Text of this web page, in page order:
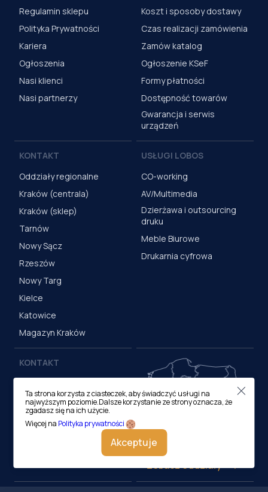
Regulamin sklepu
Polityka Prywatności
Kariera
Ogłoszenia
Nasi klienci
Nasi partnerzy
Koszt i sposoby dostawy
Czas realizacji zamówienia
Zamów katalog
Ogłoszenie KSeF
Formy płatności
Dostępność towarów
Gwarancja i serwis
urządzeń
KONTAKT
Oddziały regionalne
Kraków (centrala)
Kraków (sklep)
Tarnów
Nowy Sącz
Rzeszów
Nowy Targ
Kielce
Katowice
Magazyn Kraków
USŁUGI LOBOS
CO-working
AV/Multimedia
Dzierżawa i outsourcing
druku
Meble Biurowe
Drukarnia cyfrowa
KONTAKT
ul. M. Medweckiego 17, 31-
870 Kraków
tel.:12 413 20 00
biuro@lobos.pl
Zobacz oddziały
Ta strona korzysta z ciasteczek, aby świadczyć usługi na
najwyższym poziomie.Dalsze korzystanie ze strony oznacza, że
zgadasz się na ich użycie.
Więcej na Polityka prywatności
Akceptuje